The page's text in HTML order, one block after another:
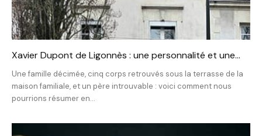
Xavier Dupont de Ligonnès : une personnalité et une...
Une famille décimée, cinq corps retrouvés sous la terrasse de la
maison familiale, et un père introuvable : voici comment nous
pourrions résumer en...